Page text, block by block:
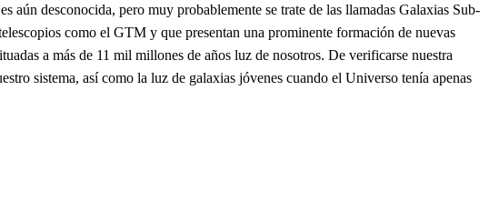
aún desconocida, pero muy probablemente se trate de las llamadas Galaxias Sub-
como el GTM y que presentan una prominente formación de nuevas
a más de 11 mil millones de años luz de nosotros. De verificarse nuestra
sistema, así como la luz de galaxias jóvenes cuando el Universo tenía apenas